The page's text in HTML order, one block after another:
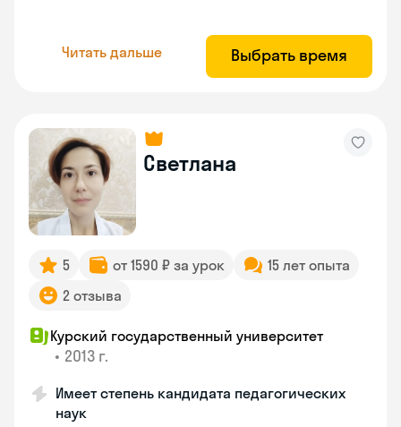
Читать дальше Выбрать время
Светлана
5 от 1590 ₽ за урок
15 лет опыта
2 отзыва
Курский государственный университет
• 2013 г.
Имеет степень кандидата педагогических
наук